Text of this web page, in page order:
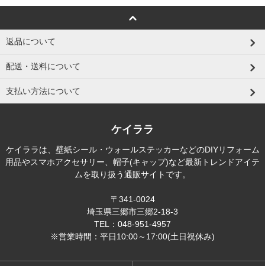
返品について
配送・送料について
支払い方法について
ケイララ
ケイララは、壁紙シール・ウォールステッカーなどのDIYリフォーム
用品やスマホアクセサリー、帽子(キャップ)など最新トレンドアイテ
ムを取り扱う通販サイトです。
〒341-0024
埼玉県三郷市三郷2-18-3
TEL：048-951-4957
※営業時間：平日10:00～17:00(土日祝休み)